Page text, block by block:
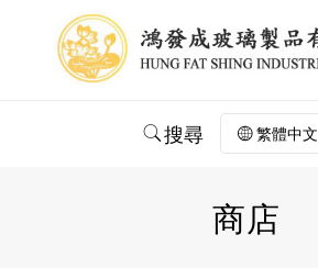
搜尋 繁體中文
商店